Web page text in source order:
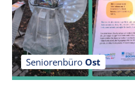
Seniorenbüro Ost